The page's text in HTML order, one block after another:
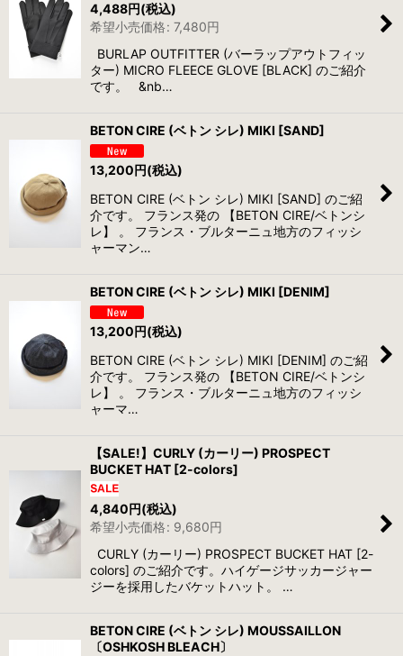
4,488円(税込)
希望小売価格: 7,480円
BURLAP OUTFITTER (バーラップアウトフィッ
ター) MICRO FLEECE GLOVE [BLACK] のご紹介
です。 &nb…
BETON CIRE (ベトン シレ) MIKI [SAND]
13,200円(税込)
BETON CIRE (ベトン シレ) MIKI [SAND] のご紹
介です。 フランス発の 【BETON CIRE/ベトンシ
レ】 。 フランス・ブルターニュ地方のフィッシ
ャーマン…
BETON CIRE (ベトン シレ) MIKI [DENIM]
13,200円(税込)
BETON CIRE (ベトン シレ) MIKI [DENIM] のご紹
介です。 フランス発の 【BETON CIRE/ベトンシ
レ】 。 フランス・ブルターニュ地方のフィッシ
ャーマ…
【SALE!】CURLY (カーリー) PROSPECT
BUCKET HAT [2-colors]
4,840円(税込)
希望小売価格: 9,680円
CURLY (カーリー) PROSPECT BUCKET HAT [2-
colors] のご紹介です。ハイゲージサッカージャー
ジーを採用したバケットハット。 …
BETON CIRE (ベトン シレ) MOUSSAILLON
〔OSHKOSH BLEACH〕